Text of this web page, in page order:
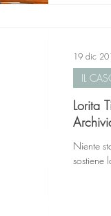
Lorita
Niente
sostiene
IL
19 dic